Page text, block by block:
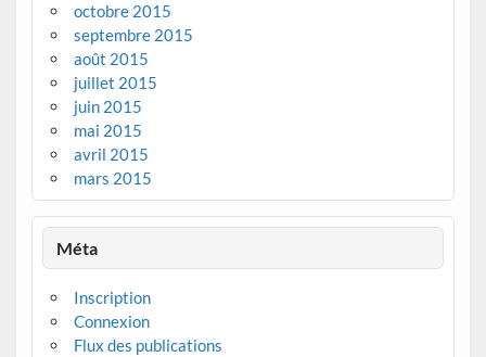
octobre 2015
septembre 2015
août 2015
juillet 2015
juin 2015
mai 2015
avril 2015
mars 2015
Méta
Inscription
Connexion
Flux des publications